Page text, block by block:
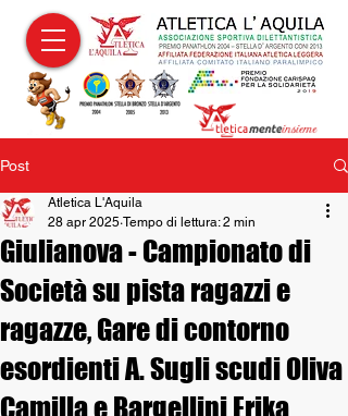
Post
Giulianova - Campionato di
Società su pista ragazzi e
ragazze, Gare di contorno
esordienti A. Sugli scudi Oliva
Camilla e Bargellini Erika
Atletica L'Aquila
28 apr 2025 Tempo di lettura: 2 min